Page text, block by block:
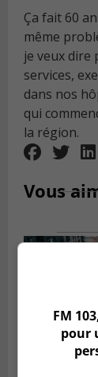
Ça fait 60
même
je veux
services,
dans nos
qui
la région.
Vous
FM
pour